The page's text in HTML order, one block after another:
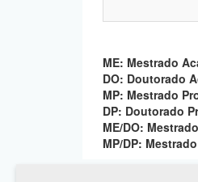
ME: Mestrado
DO:
MP: Mestrado
DP: Doutorado
ME/DO:
MP/DP: